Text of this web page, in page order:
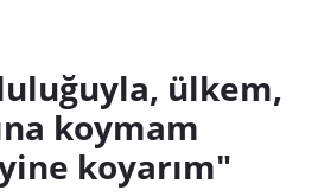
ülkem,
koymam
koyarım"